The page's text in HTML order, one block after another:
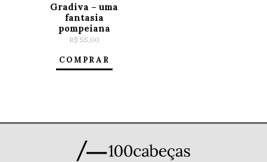
Gradiva – uma
fantasia
pompeiana
R$ 55,00
COMPRAR